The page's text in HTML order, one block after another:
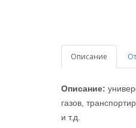
Описание
Описание:
газов,
и т.д.